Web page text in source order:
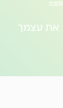
את עצמך